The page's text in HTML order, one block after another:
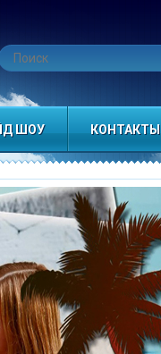
ШОУ КОНТАКТЫ